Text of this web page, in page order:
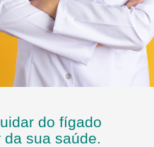
do fígado
sua saúde.